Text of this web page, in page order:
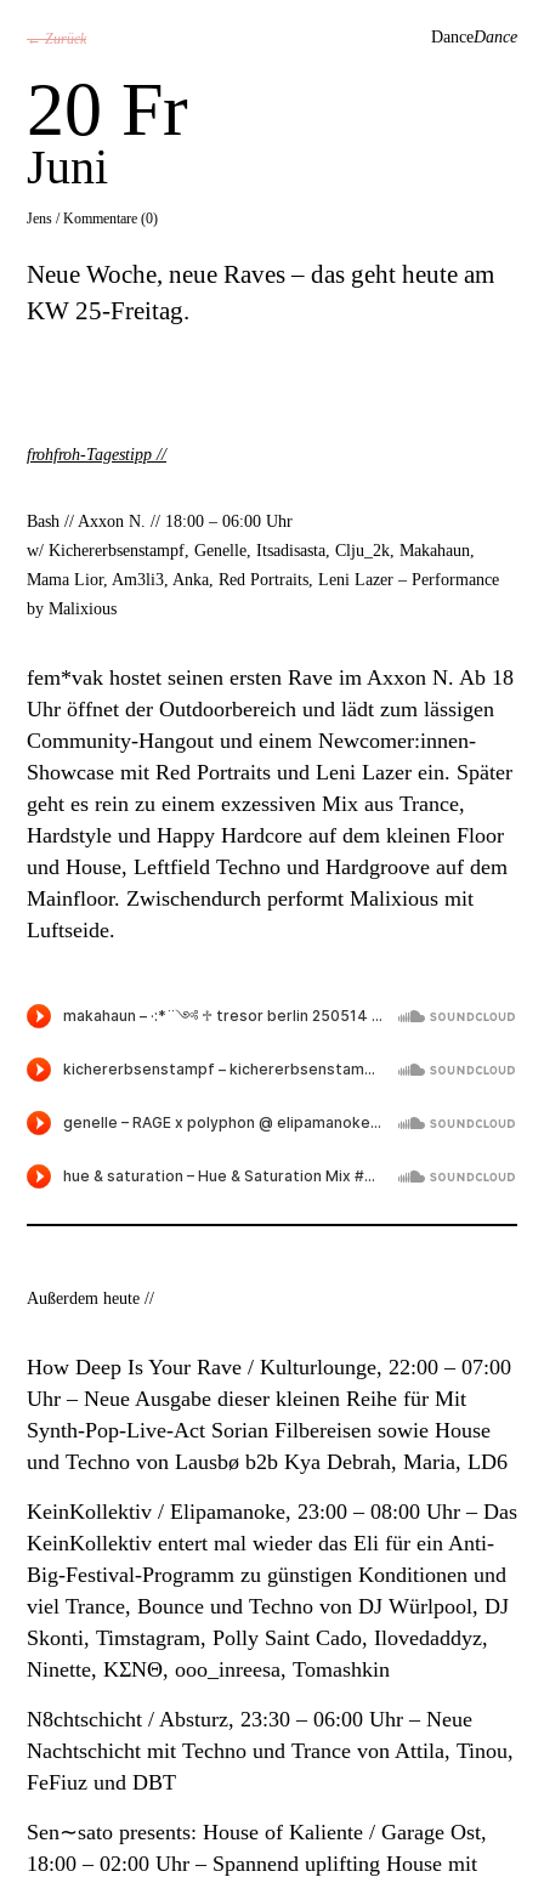
← Zurück DanceDance
20 Fr
Juni
Jens /Kommentare (0)
Neue Woche, neue Raves – das geht heute am
KW 25-Freitag.
frohfroh-Tagestipp //
Bash // Axxon N. // 18:00 – 06:00 Uhr
w/ Kichererbsenstampf, Genelle, Itsadisasta, Clju_2k, Makahaun,
Mama Lior, Am3li3, Anka, Red Portraits, Leni Lazer – Performance
by Malixious
fem*vak hostet seinen ersten Rave im Axxon N. Ab 18
Uhr öffnet der Outdoorbereich und lädt zum lässigen
Community-Hangout und einem Newcomer:innen-
Showcase mit Red Portraits und Leni Lazer ein. Später
geht es rein zu einem exzessiven Mix aus Trance,
Hardstyle und Happy Hardcore auf dem kleinen Floor
und House, Leftfield Techno und Hardgroove auf dem
Mainfloor. Zwischendurch performt Malixious mit
Luftseide.
Außerdem heute //
How Deep Is Your Rave / Kulturlounge, 22:00 – 07:00
Uhr –Neue Ausgabe dieser kleinen Reihe für Mit
Synth-Pop-Live-Act Sorian Filbereisen sowie House
und Techno von Lausbø b2b Kya Debrah, Maria, LD6
KeinKollektiv / Elipamanoke, 23:00 – 08:00 Uhr – Das
KeinKollektiv entert mal wieder das Eli für ein Anti-
Big-Festival-Programm zu günstigen Konditionen und
viel Trance, Bounce und Techno von DJ Würlpool, DJ
Skonti, Timstagram, Polly Saint Cado, Ilovedaddyz,
Ninette, KΣNΘ, ooo_inreesa, Tomashkin
N8chtschicht / Absturz, 23:30 – 06:00 Uhr –Neue
Nachtschicht mit Techno und Trance von Attila, Tinou,
FeFiuz und DBT
Sen∼sato presents: House of Kaliente / Garage Ost,
18:00 – 02:00 Uhr –Spannend uplifting House mit